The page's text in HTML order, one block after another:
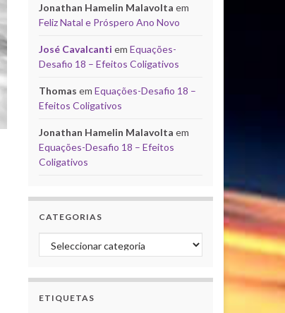
Jonathan Hamelin Malavolta em
Feliz Natal e Próspero Ano Novo
José Cavalcanti em Equações-
Desafio 18 – Efeitos Coligativos
Thomas em Equações-Desafio 18 –
Efeitos Coligativos
Jonathan Hamelin Malavolta em
Equações-Desafio 18 – Efeitos
Coligativos
CATEGORIAS
Categorias
ETIQUETAS